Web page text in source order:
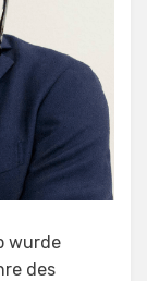
wurde
des